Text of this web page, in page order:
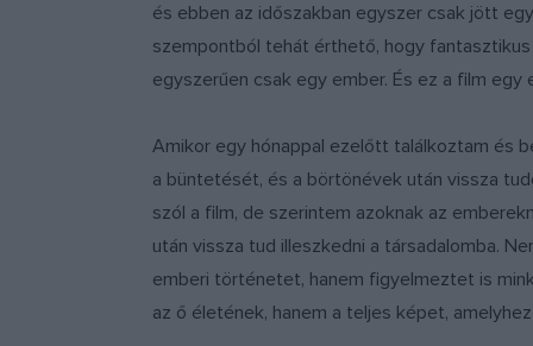
és ebben az időszakban egyszer csak jött
szempontból tehát érthető, hogy
egyszerűen csak egy ember. És ez a film
Amikor egy hónappal ezelőtt találkoztam és
a büntetését, és a börtönévek után vissza
szól a film, de szerintem azoknak az
után vissza tud illeszkedni a társadalomba.
emberi történetet, hanem figyelmeztet is
az ő életének, hanem a teljes képet,